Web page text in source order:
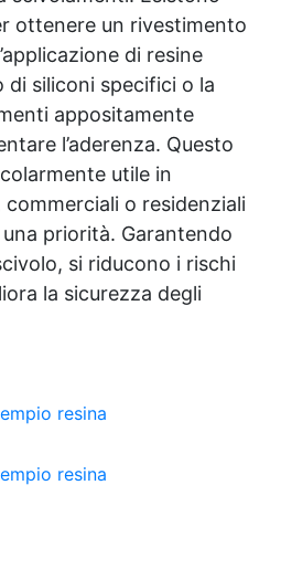
Si applica a spruzzo
superficie asciutta e
evitando disordine e
Perfetto per vialetti
bordure ornamentali, ✅
descrizione il prodotto
scoprire tutti i dettagli
ottenere un rivestimento
di resine
di siliconi specifici o la
appositamente
l’aderenza. Questo
utile in
o residenziali
priorità. Garantendo
si riducono i rischi
la sicurezza degli